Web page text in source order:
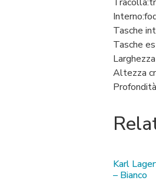
Interno:
Tasche
Tasche
Altezza
Karl
– Bianco